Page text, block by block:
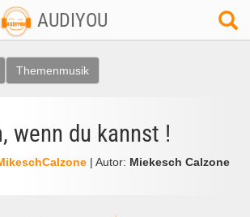
AUDIYOU
Themenmusik
wenn du kannst !
| Autor: Miekesch Calzone